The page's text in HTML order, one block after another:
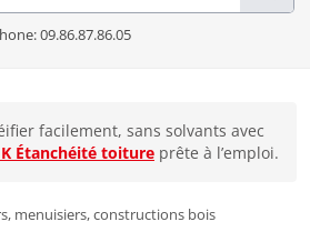
09.86.87.86.05
facilement, sans solvants avec
Étanchéité toiture prête à l’emploi.
menuisiers, constructions bois